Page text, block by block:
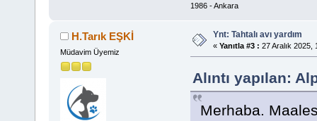
1986 - Ankara
H.Tarık EŞKİ
Müdavim Üyemiz
Ynt: Tahtalı avı yardım
« Yanıtla #3 : 27 Aralık 2025,
Alıntı yapılan:
Merhaba.